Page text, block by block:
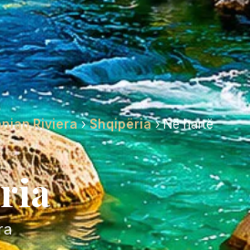
Riviera›Shqipëria› Në hartë